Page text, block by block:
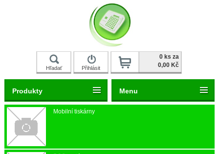
Hľadať Přihlásit
Registrace
0 ks za
0,00 Kč
Mobilní tiskárny
Produkty Menu